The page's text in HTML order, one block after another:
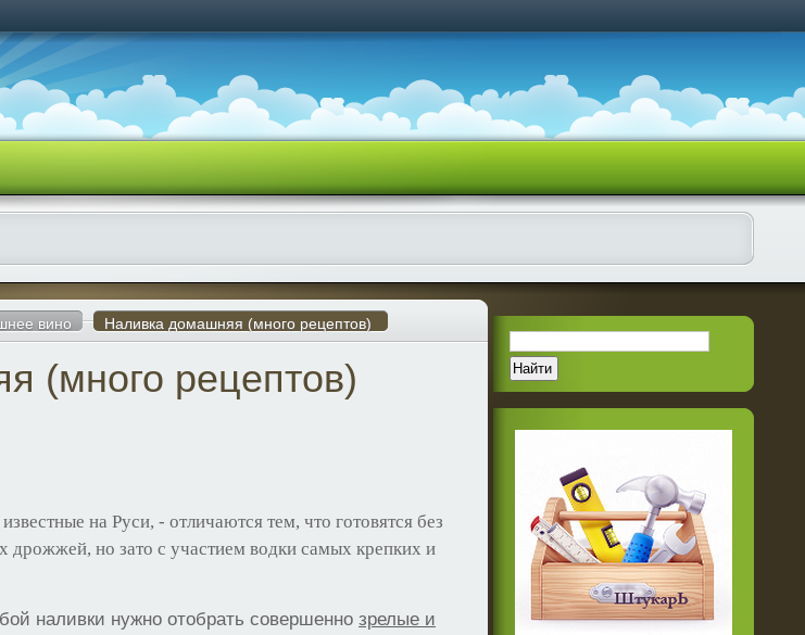
вино Наливка домашняя (много рецептов)
(много рецептов)
на Руси, - отличаются тем, что готовятся без
дрожжей, но зато с участием водки самых крепких и
наливки нужно отобрать совершеннозрелые и